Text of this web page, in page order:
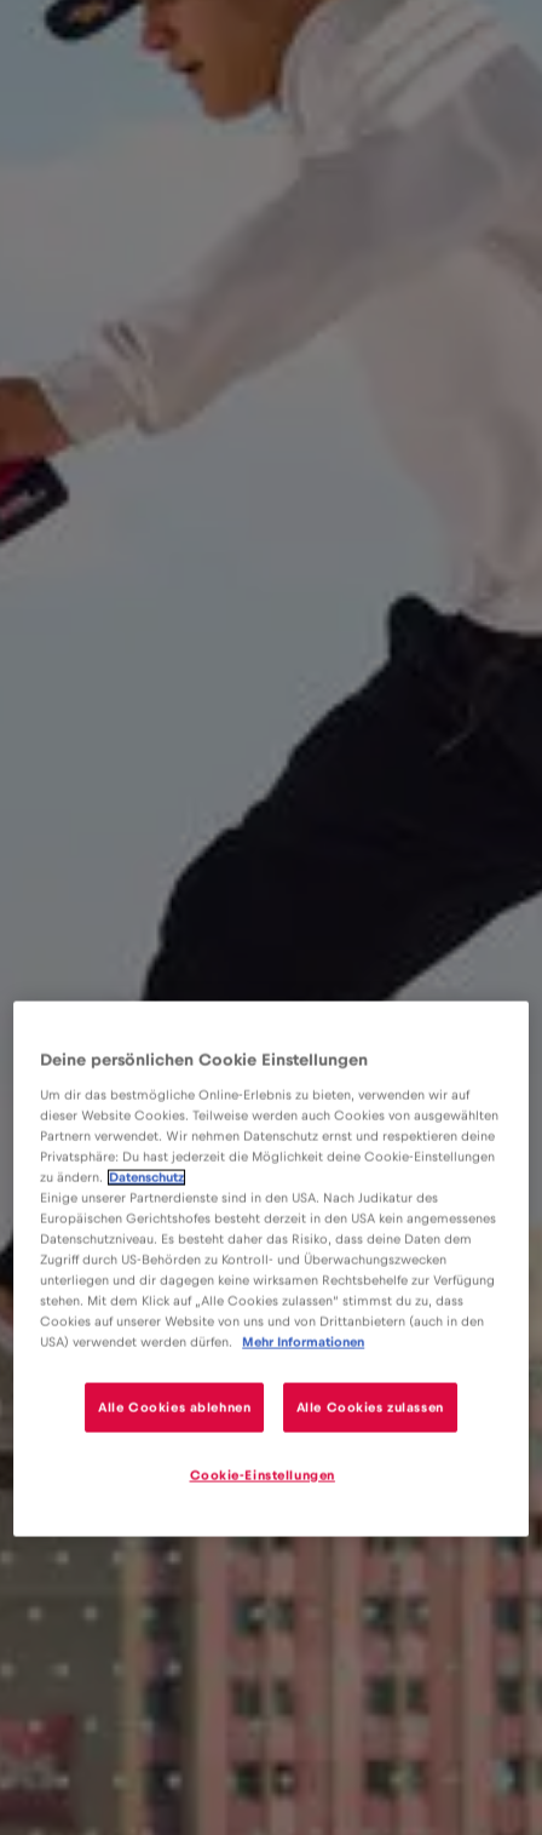
eSIM Blog Eine SIM-Karte für internationale Reisen
Deine persönlichen Cookie Einstellungen
Um dir das bestmögliche Online-Erlebnis zu bieten, verwenden wir auf
dieser Website Cookies. Teilweise werden auch Cookies von ausgewählten
Partnern verwendet. Wir nehmen Datenschutz ernst und respektieren deine
Privatsphäre: Du hast jederzeit die Möglichkeit deine Cookie-Einstellungen
zu ändern.
Datenschutz
Einige unserer Partnerdienste sind in den USA. Nach Judikatur des
Europäischen Gerichtshofes besteht derzeit in den USA kein angemessenes
Datenschutzniveau. Es besteht daher das Risiko, dass deine Daten dem
Zugriff durch US-Behörden zu Kontroll- und Überwachungszwecken
unterliegen und dir dagegen keine wirksamen Rechtsbehelfe zur Verfügung
stehen. Mit dem Klick auf „Alle Cookies zulassen“ stimmst du zu, dass
Cookies auf unserer Website von uns und von Drittanbietern (auch in den
USA) verwendet werden dürfen.
Mehr Informationen
Alle Cookies ablehnen Alle Cookies zulassen
Cookie-Einstellungen